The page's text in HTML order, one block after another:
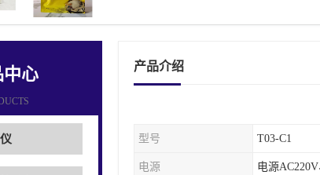
中心 产品介绍
型号 T03-C1
电源 电源